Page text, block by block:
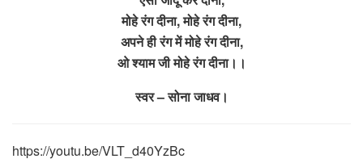
मोहे रंग दीना, मोहे रंग दीना,
अपने ही रंग में मोहे रंग दीना,
ओ श्याम जी मोहे रंग दीना।।
स्वर – सोना जाधव।
https://youtu.be/VLT_d40YzBc